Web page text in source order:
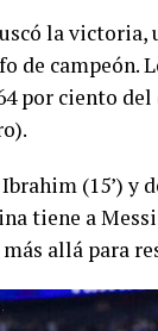
la victoria,
de campeón.
por ciento
(15’) y
tiene a
allá para